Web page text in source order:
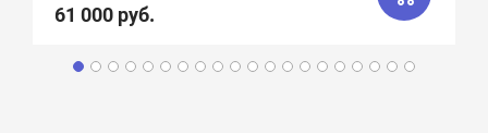
61 000 руб.